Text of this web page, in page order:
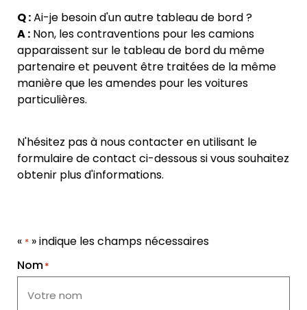
Q :Ai-je besoin d'un autre tableau de bord ?
A : Non, les contraventions pour les camions
apparaissent sur le tableau de bord du même
partenaire et peuvent être traitées de la même
manière que les amendes pour les voitures
particulières.
N'hésitez pas à nous contacter en utilisant le
formulaire de contact ci-dessous si vous souhaitez
obtenir plus d'informations.
« * » indique les champs nécessaires
Nom*